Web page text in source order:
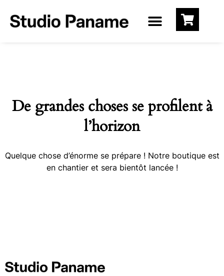
De grandes choses se profilent à
l’horizon
Quelque chose d’énorme se prépare ! Notre boutique est
en chantier et sera bientôt lancée !